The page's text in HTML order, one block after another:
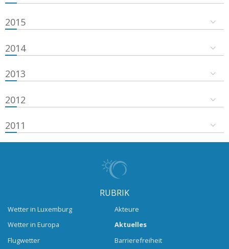
2015
2014
2013
2012
2011
RUBRIK
Wetter in Luxemburg
Wetter in Europa
Flugwetter
Akteure
Aktuelles
Barrierefreiheit